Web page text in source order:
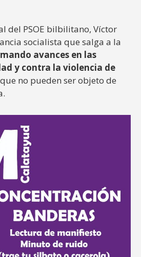
del PSOE bilbilitano, Víctor
socialista que salga a la
avances en las
y contra la violencia de
no pueden ser objeto de